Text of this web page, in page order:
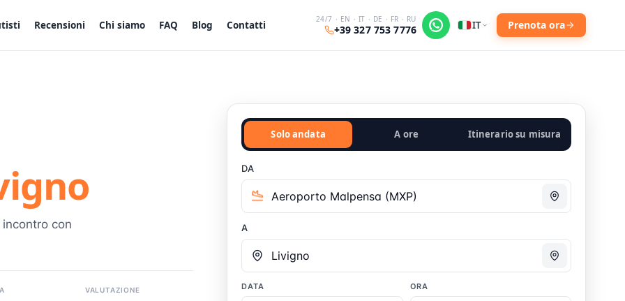
Recensioni Chi siamo FAQ Blog Contatti 24/7 · EN · IT · DE · FR · RU
+39 327 753 7776 IT Prenota ora
con
VALUTAZIONE
Solo andata A ore Itinerario su misura
DA
A
DATA ORA